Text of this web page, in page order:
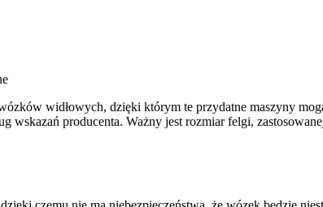
widłowych, dzięki którym te przydatne maszyny
wskazań producenta. Ważny jest rozmiar felgi,